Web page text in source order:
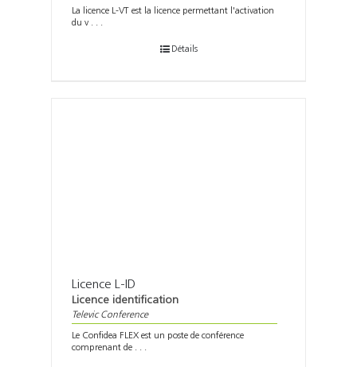
La licence L-VT est la licence permettant l'activation
du v . . .
Détails
Licence L-ID
Licence identification
Televic Conference
Le Confidea FLEX est un poste de conférence
comprenant de . . .